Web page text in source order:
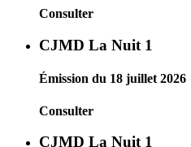
Consulter
CJMD La Nuit 1
Émission du 18 juillet 2026
Consulter
CJMD La Nuit 1